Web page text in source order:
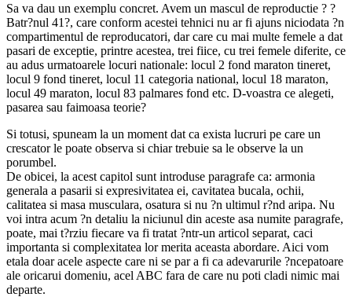
Sa va dau un exemplu concret. Avem un mascul de reproductie ? ?
Batr?nul 41?, care conform acestei tehnici nu ar fi ajuns niciodata ?n
compartimentul de reproducatori, dar care cu mai multe femele a dat
pasari de exceptie, printre acestea, trei fiice, cu trei femele diferite, ce
au adus urmatoarele locuri nationale: locul 2 fond maraton tineret,
locul 9 fond tineret, locul 11 categoria national, locul 18 maraton,
locul 49 maraton, locul 83 palmares fond etc. D-voastra ce alegeti,
pasarea sau faimoasa teorie?
Si totusi, spuneam la un moment dat ca exista lucruri pe care un
crescator le poate observa si chiar trebuie sa le observe la un
porumbel.
De obicei, la acest capitol sunt introduse paragrafe ca: armonia
generala a pasarii si expresivitatea ei, cavitatea bucala, ochii,
calitatea si masa musculara, osatura si nu ?n ultimul r?nd aripa. Nu
voi intra acum ?n detaliu la niciunul din aceste asa numite paragrafe,
poate, mai t?rziu fiecare va fi tratat ?ntr-un articol separat, caci
importanta si complexitatea lor merita aceasta abordare. Aici vom
etala doar acele aspecte care ni se par a fi ca adevarurile ?ncepatoare
ale oricarui domeniu, acel ABC fara de care nu poti cladi nimic mai
departe.